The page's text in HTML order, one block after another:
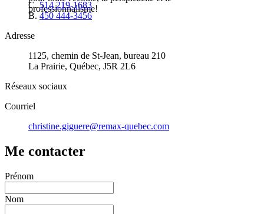
professionnalisme!
C.514 219-1683
B. 450 444-3456
Adresse
1125, chemin de St-Jean, bureau 210
La Prairie, Québec, J5R 2L6
Réseaux sociaux
Courriel
christine.giguere@remax-quebec.com
Me contacter
Prénom
Nom